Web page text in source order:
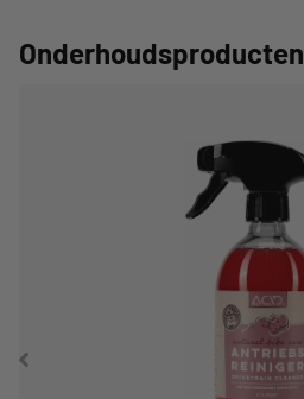
Onderhoudsproducten